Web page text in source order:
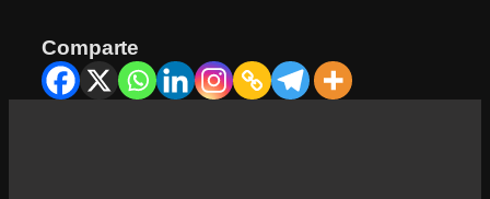
Comparte